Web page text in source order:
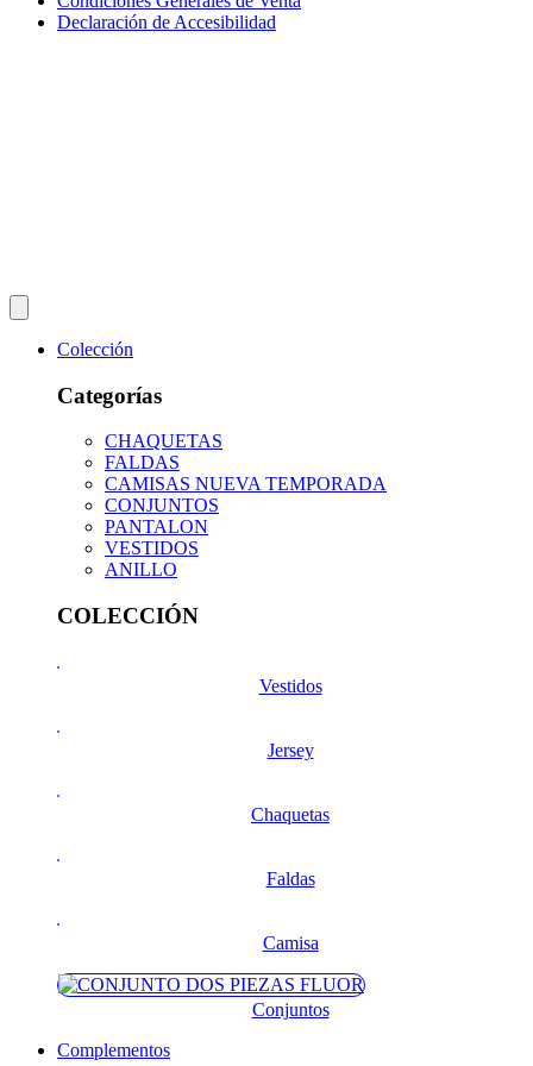
Declaración de Accesibilidad
Colección
Categorías
CHAQUETAS
FALDAS
CAMISAS NUEVA TEMPORADA
CONJUNTOS
PANTALON
VESTIDOS
ANILLO
COLECCIÓN
Vestidos
Jersey
Chaquetas
Faldas
Camisa
Conjuntos
Complementos